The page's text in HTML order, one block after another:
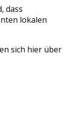
dass
lokalen
sich hier über